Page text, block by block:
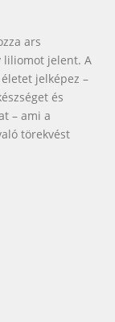
ars
liliomot jelent. A
jelképez –
és
– ami a
törekvést